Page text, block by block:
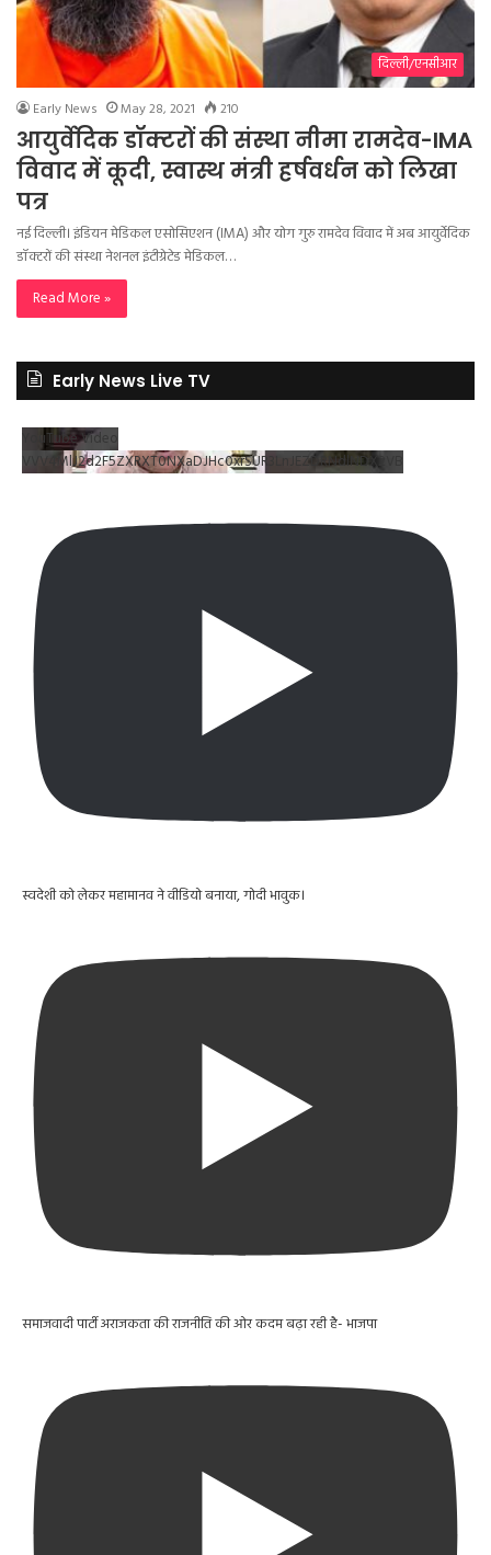
दिल्ली/एनसीआर
Early News May 28, 2021 210
आयुर्वेदिक डॉक्टरों की संस्था नीमा रामदेव-IMA
विवाद में कूदी, स्वास्थ मंत्री हर्षवर्धन को लिखा
पत्र
नई दिल्ली। इंडियन मेडिकल एसोसिएशन (IMA) और योग गुरु रामदेव विवाद में अब आयुर्वेदिक
डॉक्टरों की संस्था नेशनल इंटीग्रेटेड मेडिकल…
Read More »
Early News Live TV
YouTube Video
VVV4MlJ2d2F5ZXRXT0NXaDJHc0xrSUR3LnJEZDRNdlNDX2VB
स्वदेशी को लेकर महामानव ने वीडियो बनाया, गोदी भावुक।
समाजवादी पार्टी अराजकता की राजनीति की ओर कदम बढ़ा रही है- भाजपा